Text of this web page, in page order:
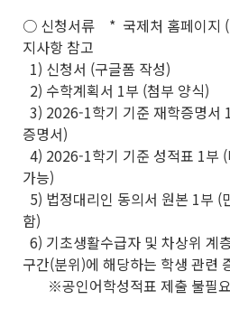
○ 신청서류 * 국제처 홈페이지
지사항 참고
1) 신청서 (구글폼 작성)
2) 수학계획서 1부 (첨부 양식)
3) 2026-1학기 기준 재학증명서
증명서)
4) 2026-1학기 기준 성적표 1부
가능)
5) 법정대리인 동의서 원본 1부 (
함)
6) 기초생활수급자 및 차상위 계
구간(분위)에 해당하는 학생 관련
※공인어학성적표 제출 불필요